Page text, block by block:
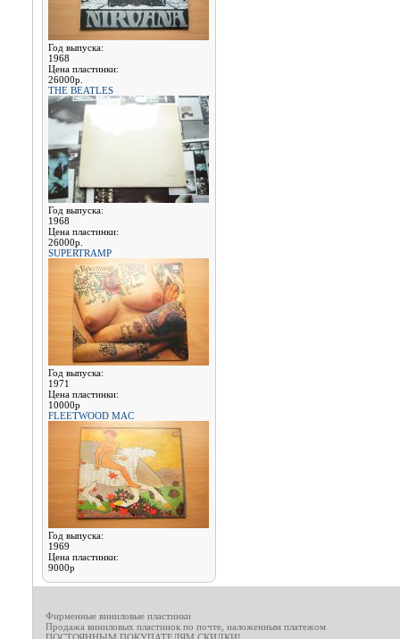
Год выпуска:
1968
Цена пластинки:
26000р.
THE BEATLES
Год выпуска:
1968
Цена пластинки:
26000р.
SUPERTRAMP
Год выпуска:
1971
Цена пластинки:
10000р
FLEETWOOD MAC
Год выпуска:
1969
Цена пластинки:
9000р
Фирменные виниловые пластинки
Продажа виниловых пластинок по почте, наложенным платежом